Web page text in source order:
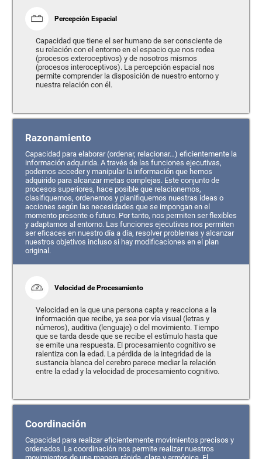
Percepción Espacial
Capacidad que tiene el ser humano de ser consciente de
su relación con el entorno en el espacio que nos rodea
(procesos exteroceptivos) y de nosotros mismos
(procesos interoceptivos). La percepción espacial nos
permite comprender la disposición de nuestro entorno y
nuestra relación con él.
Razonamiento
Capacidad para elaborar (ordenar, relacionar…) eficientemente la
información adquirida. A través de las funciones ejecutivas,
podemos acceder y manipular la información que hemos
adquirido para alcanzar metas complejas. Este conjunto de
procesos superiores, hace posible que relacionemos,
clasifiquemos, ordenemos y planifiquemos nuestras ideas o
acciones según las necesidades que se impongan en el
momento presente o futuro. Por tanto, nos permiten ser flexibles
y adaptarnos al entorno. Las funciones ejecutivas nos permiten
ser eficaces en nuestro día a día, resolver problemas y alcanzar
nuestros objetivos incluso si hay modificaciones en el plan
original.
Velocidad de Procesamiento
Velocidad en la que una persona capta y reacciona a la
información que recibe, ya sea por vía visual (letras y
números), auditiva (lenguaje) o del movimiento. Tiempo
que se tarda desde que se recibe el estímulo hasta que
se emite una respuesta. El procesamiento cognitivo se
ralentiza con la edad. La pérdida de la integridad de la
sustancia blanca del cerebro parece mediar la relación
entre la edad y la velocidad de procesamiento cognitivo.
Coordinación
Capacidad para realizar eficientemente movimientos precisos y
ordenados. La coordinación nos permite realizar nuestros